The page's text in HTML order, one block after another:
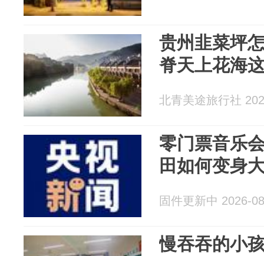
贵州韭菜坪
脊天上花海
北青美途旅行社
零门票音乐
田如何变身
固件更新中 2026-
慢吞吞的小